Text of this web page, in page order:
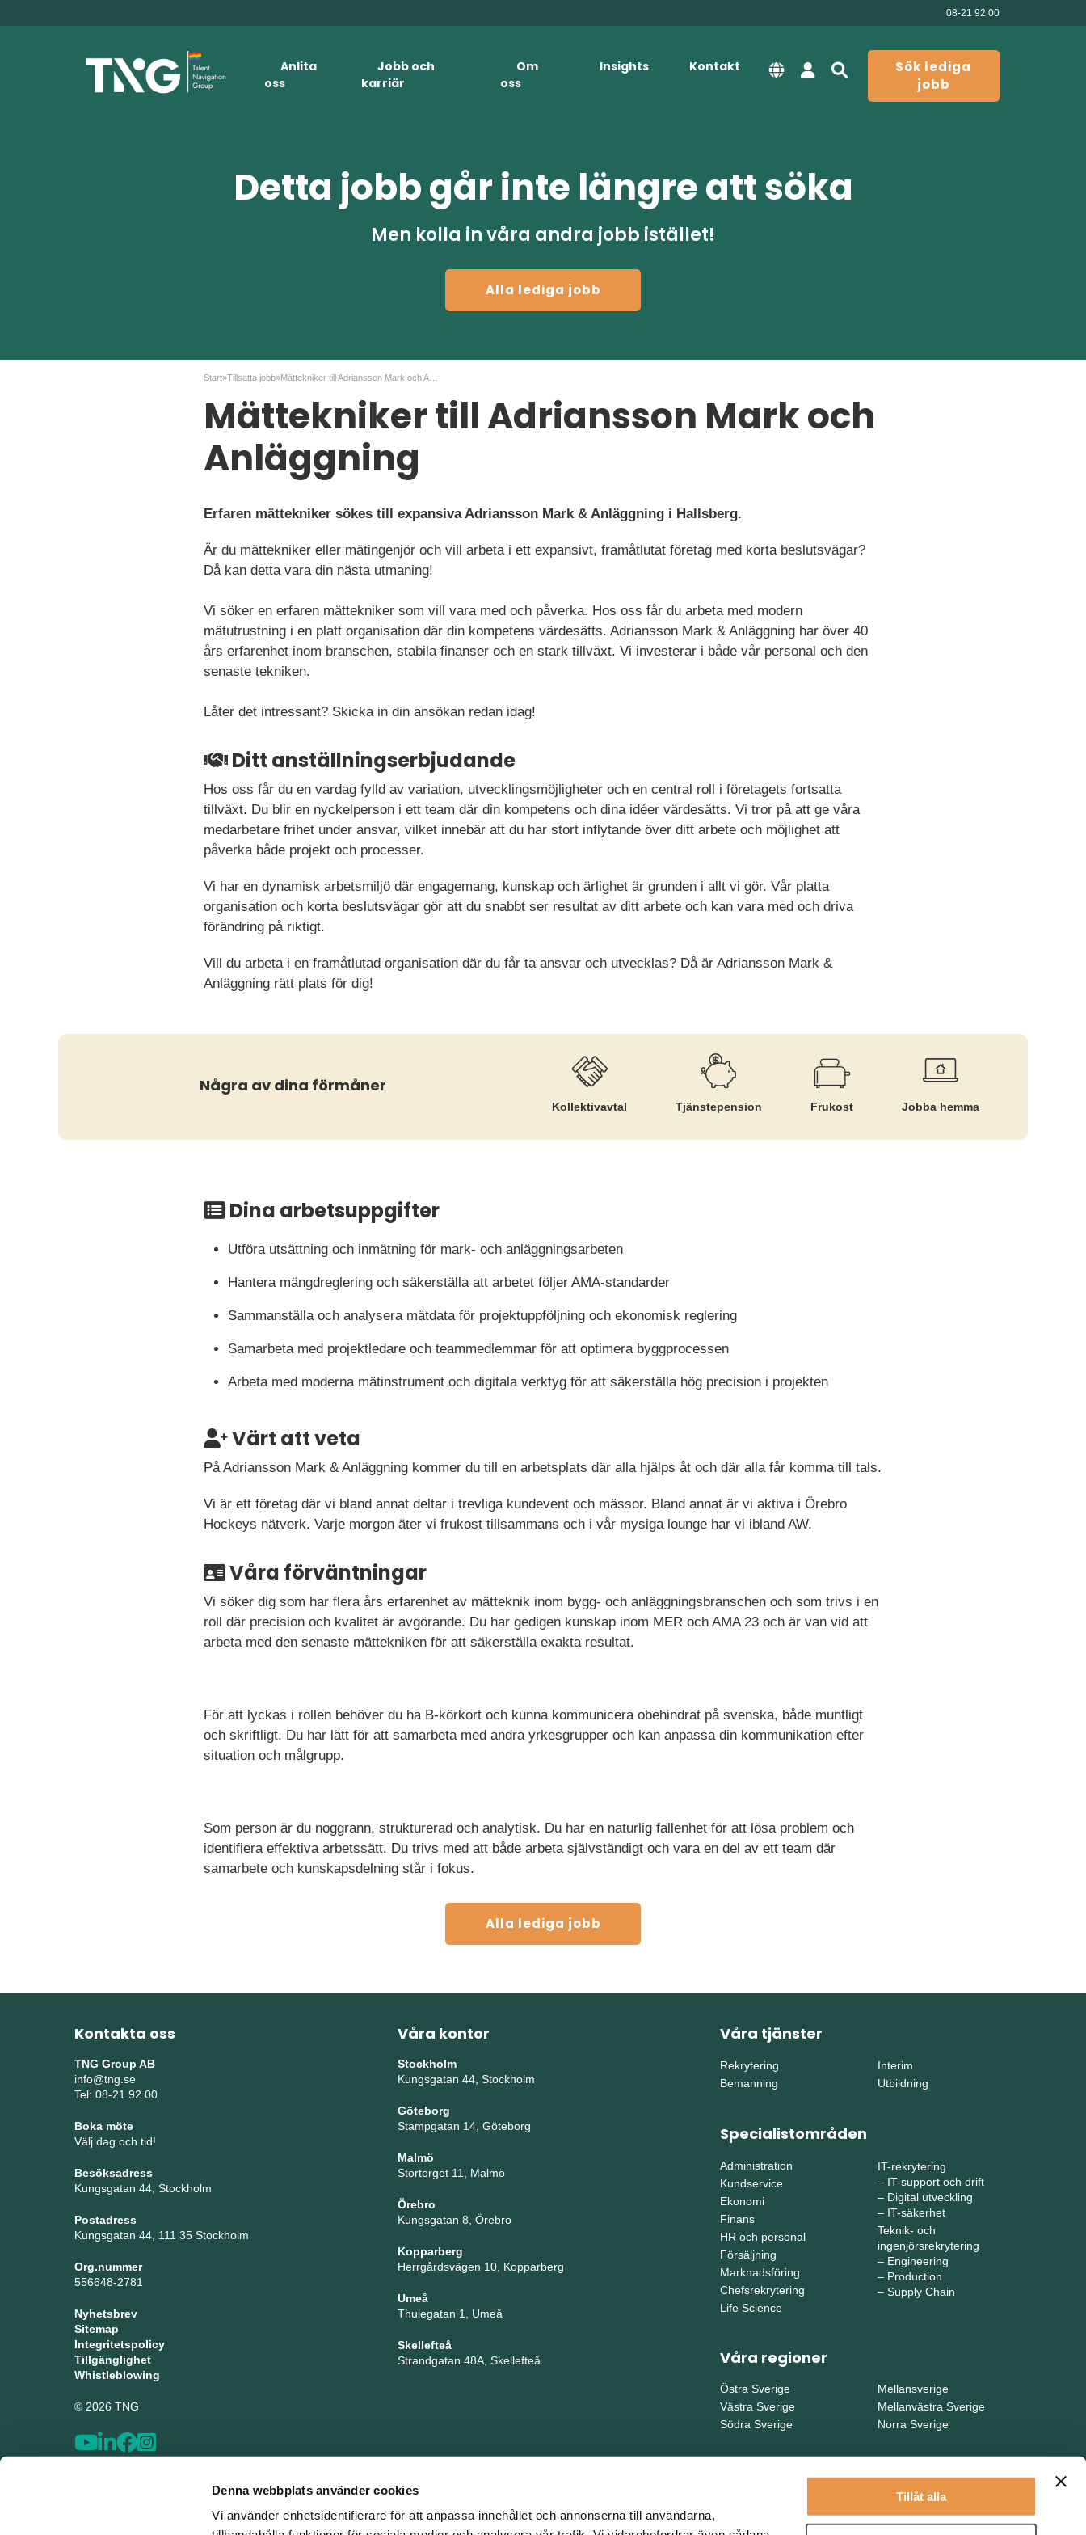
Denna webbplats använder cookies
Vi använder enhetsidentifierare för att anpassa innehållet och annonserna till användarna,
Tillåt alla
08-21 92 00
Anlita
oss
Jobb och
karriär
Om
oss
Insights Kontakt
Sök lediga
jobb
Detta jobb går inte längre att söka
Men kolla in våra andra jobb istället!
Alla lediga jobb
Start»Tillsatta jobb»
Mättekniker till Adriansson Mark och
Anläggning
Erfaren mättekniker sökes till expansiva Adriansson Mark & Anläggning i Hallsberg.
Är du mättekniker eller mätingenjör och vill arbeta i ett expansivt, framåtlutat företag med korta beslutsvägar?
Då kan detta vara din nästa utmaning!
Vi söker en erfaren mättekniker som vill vara med och påverka. Hos oss får du arbeta med modern
mätutrustning i en platt organisation där din kompetens värdesätts. Adriansson Mark & Anläggning har över 40
års erfarenhet inom branschen, stabila finanser och en stark tillväxt. Vi investerar i både vår personal och den
senaste tekniken.
Låter det intressant? Skicka in din ansökan redan idag!
Ditt anställningserbjudande
Hos oss får du en vardag fylld av variation, utvecklingsmöjligheter och en central roll i företagets fortsatta
tillväxt. Du blir en nyckelperson i ett team där din kompetens och dina idéer värdesätts. Vi tror på att ge våra
medarbetare frihet under ansvar, vilket innebär att du har stort inflytande över ditt arbete och möjlighet att
påverka både projekt och processer.
Vi har en dynamisk arbetsmiljö där engagemang, kunskap och ärlighet är grunden i allt vi gör. Vår platta
organisation och korta beslutsvägar gör att du snabbt ser resultat av ditt arbete och kan vara med och driva
förändring på riktigt.
Vill du arbeta i en framåtlutad organisation där du får ta ansvar och utvecklas? Då är Adriansson Mark &
Anläggning rätt plats för dig!
Några av dina förmåner
Kollektiv­avtal Tjänste­pension Frukost Jobba hemma
Dina arbetsuppgifter
Utföra utsättning och inmätning för mark- och anläggningsarbeten
Hantera mängdreglering och säkerställa att arbetet följer AMA-standarder
Sammanställa och analysera mätdata för projektuppföljning och ekonomisk reglering
Samarbeta med projektledare och teammedlemmar för att optimera byggprocessen
Arbeta med moderna mätinstrument och digitala verktyg för att säkerställa hög precision i projekten
Värt att veta
På Adriansson Mark & Anläggning kommer du till en arbetsplats där alla hjälps åt och där alla får komma till tals.
Vi är ett företag där vi bland annat deltar i trevliga kundevent och mässor. Bland annat är vi aktiva i Örebro
Hockeys nätverk. Varje morgon äter vi frukost tillsammans och i vår mysiga lounge har vi ibland AW.
Våra förväntningar
Vi söker dig som har flera års erfarenhet av mätteknik inom bygg- och anläggningsbranschen och som trivs i en
roll där precision och kvalitet är avgörande. Du har gedigen kunskap inom MER och AMA 23 och är van vid att
arbeta med den senaste mättekniken för att säkerställa exakta resultat.
För att lyckas i rollen behöver du ha B-körkort och kunna kommunicera obehindrat på svenska, både muntligt
och skriftligt. Du har lätt för att samarbeta med andra yrkesgrupper och kan anpassa din kommunikation efter
situation och målgrupp.
Som person är du noggrann, strukturerad och analytisk. Du har en naturlig fallenhet för att lösa problem och
identifiera effektiva arbetssätt. Du trivs med att både arbeta självständigt och vara en del av ett team där
samarbete och kunskapsdelning står i fokus.
Alla lediga jobb
Kontakta oss
TNG Group AB
info@tng.se
Tel: 08-21 92 00
Boka möte
Välj dag och tid!
Besöksadress
Kungsgatan 44, Stockholm
Postadress
Kungsgatan 44, 111 35 Stockholm
Org.nummer
556648-2781
Nyhetsbrev
Sitemap
Integritetspolicy
Tillgänglighet
Whistleblowing
© 2026 TNG
Våra kontor
Stockholm
Kungsgatan 44, Stockholm
Göteborg
Stampgatan 14, Göteborg
Malmö
Stortorget 11, Malmö
Örebro
Kungsgatan 8, Örebro
Kopparberg
Herrgårdsvägen 10, Kopparberg
Umeå
Thulegatan 1, Umeå
Skellefteå
Strandgatan 48A, Skellefteå
Våra tjänster
Rekrytering
Bemanning
Interim
Utbildning
Specialistområden
Administration
Kundservice
Ekonomi
Finans
HR och personal
Försäljning
Marknadsföring
Chefsrekrytering
Life Science
IT-rekrytering
– IT-support och drift
– Digital utveckling
– IT-säkerhet
Teknik- och
ingenjörsrekrytering
– Engineering
– Production
– Supply Chain
Våra regioner
Östra Sverige
Västra Sverige
Södra Sverige
Mellansverige
Mellanvästra Sverige
Norra Sverige